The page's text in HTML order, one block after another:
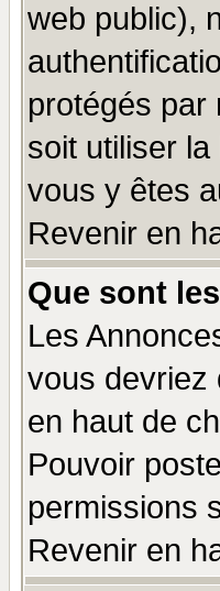
web public),
protégés par
soit utiliser
vous y êtes
Revenir en
Que sont
Les
vous devriez
en haut de
Pouvoir
permissions
Revenir en